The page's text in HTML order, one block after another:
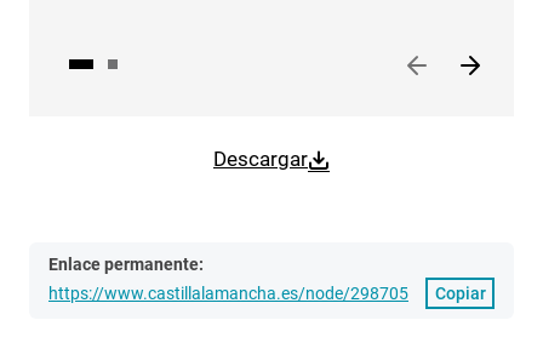
Descargar
Enlace permanente:
https://www.castillalamancha.es/node/298705
Copiar